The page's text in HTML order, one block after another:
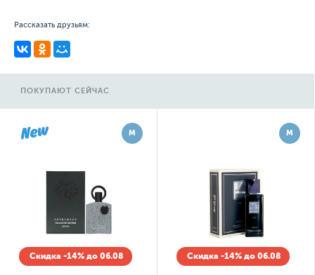
Рассказать друзьям:
ПОКУПАЮТ СЕЙЧАС
М
Скидка -14% до 06.08
М
Скидка -14% до 06.08